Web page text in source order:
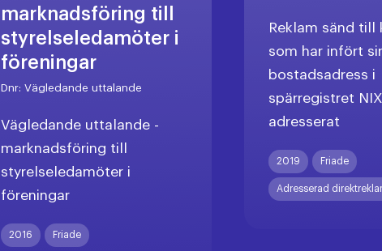
marknadsföring till
styrelseledamöter i
föreningar
Dnr:Vägledande uttalande
Vägledande uttalande -
marknadsföring till
styrelseledamöter i
föreningar
2016 Friade
Reklam sänd till
som har infört
bostadsadress i
spärregistret NIX
adresserat
2019 Friade
Adresserad